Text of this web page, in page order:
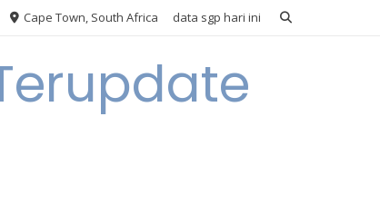
Cape Town, South Africa data sgp hari ini